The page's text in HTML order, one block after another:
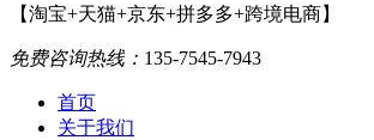
【淘宝+天猫+京东+拼多多+跨境电商】
免费咨询热线： 135-7545-7943
首页
关于我们